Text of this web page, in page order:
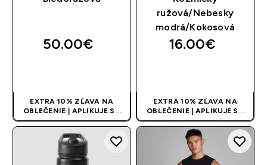
50.00€‎
EXTRA 10% ZĽAVA NA
OBLEČENIE | APLIKUJE SA
AUTOMATICKY PRI KÚPE 3
ružová/Nebesky
modrá/Kokosová
16.00€‎
EXTRA 10% ZĽAVA NA
OBLEČENIE | APLIKUJE SA
AUTOMATICKY PRI KÚPE 3
KS